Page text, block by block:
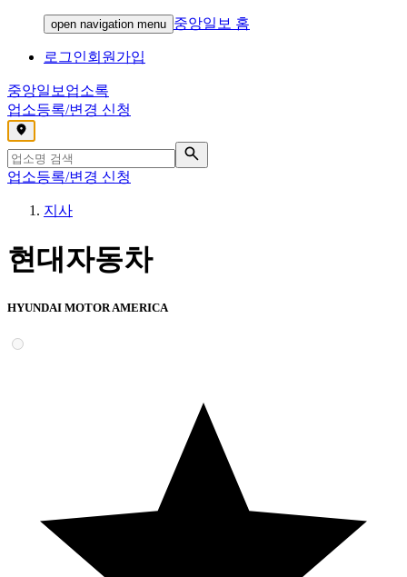
open navigation menu 중앙일보 홈
로그인회원가입
중앙일보 업소록
업소등록/변경 신청
,
업소등록/변경 신청
지사
현대자동차
HYUNDAI MOTOR AMERICA